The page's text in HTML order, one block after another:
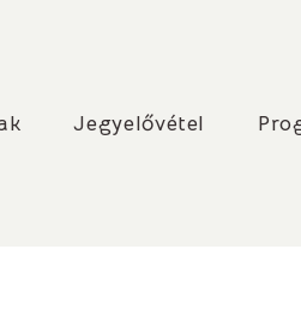
Jegyelővétel